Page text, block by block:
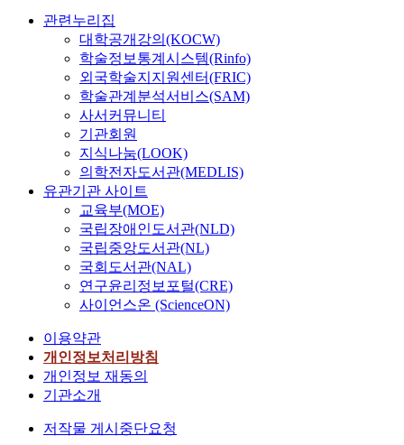
관련누리집
대학공개강의(KOCW)
학술정보통계시스템(Rinfo)
외국학술지지원센터(FRIC)
학술관계분석서비스(SAM)
사서커뮤니티
기관회원
지식나눔(LOOK)
의학전자도서관(MEDLIS)
유관기관 사이트
교육부(MOE)
국립장애인도서관(NLD)
국립중앙도서관(NL)
국회도서관(NAL)
연구윤리정보포털(CRE)
사이언스온 (ScienceON)
이용약관
개인정보처리방침
개인정보 재동의
기관소개
저작물 게시중단요청